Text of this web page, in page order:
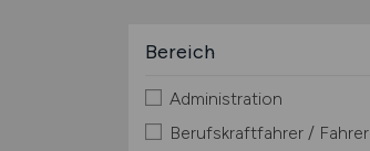
Bereich
Administration
Berufskraftfahrer / Fahrer